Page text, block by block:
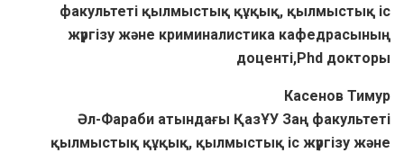
факультеті қылмыстық құқық, қылмыстық іс
жүргізу және криминалистика кафедрасының
доценті,Phd докторы
Касенов Тимур
Әл-Фараби атындағы ҚазҰУ Заң факультеті
қылмыстық құқық, қылмыстық іс жүргізу және